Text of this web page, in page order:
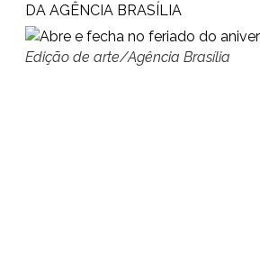
DA AGÊNCIA BRASÍLIA
Edição de arte/Agência Brasília